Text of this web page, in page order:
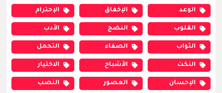
الوعد الإخفاق الإحترام
القلوب النضج الأدب
الثواب الصفاء التحمل
النكت الأشباح الاختيار
الإحسان العصور النصب